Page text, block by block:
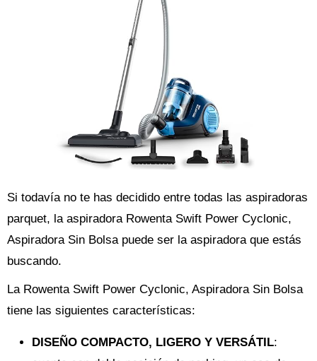
Si todavía no te has decidido entre todas las aspiradoras
parquet, la aspiradora Rowenta Swift Power Cyclonic,
Aspiradora Sin Bolsa puede ser la aspiradora que estás
buscando.
La Rowenta Swift Power Cyclonic, Aspiradora Sin Bolsa
tiene las siguientes características:
DISEÑO COMPACTO, LIGERO Y VERSÁTIL: